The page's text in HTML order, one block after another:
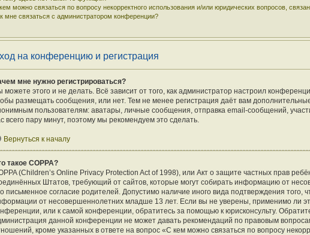
можно связаться по вопросу некорректного использования и/или юридических вопросов,
мне связаться с администратором конференции?
на конференцию и регистрация
мне нужно регистрироваться?
можете этого и не делать. Всё зависит от того, как администратор настроил
размещать сообщения, или нет. Тем не менее регистрация даёт вам
пользователям: аватары, личные сообщения, отправка email-сообщений,
всего пару минут, поэтому мы рекомендуем это сделать.
Вернуться к началу
такое COPPA?
(Children’s Online Privacy Protection Act of 1998), или Акт о защите частных прав
Штатов, требующий от сайтов, которые могут собирать информацию от
письменное согласие родителей. Допустимо наличие иного вида подтверждения того,
от несовершеннолетних младше 13 лет. Если вы не уверены, применимо ли
или к самой конференции, обратитесь за помощью к юрисконсульту.
данной конференции не может давать рекомендаций по правовым
кроме указанных в ответе на вопрос «С кем можно связаться по вопросу